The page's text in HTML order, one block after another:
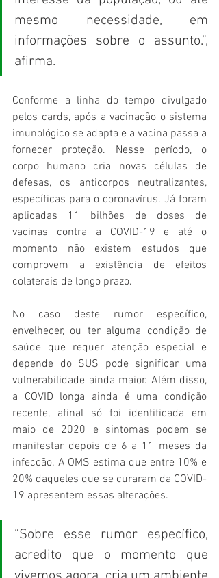
mesmo necessidade, em
informações sobre o assunto.”,
afirma.
Conforme a linha do tempo divulgado
pelos cards, após a vacinação o sistema
imunológico se adapta e a vacina passa a
fornecer proteção. Nesse período, o
corpo humano cria novas células de
defesas, os anticorpos neutralizantes,
específicas para o coronavírus. Já foram
aplicadas 11 bilhões de doses de
vacinas contra a COVID-19 e até o
momento não existem estudos que
comprovem a existência de efeitos
colaterais de longo prazo.
No caso deste rumor específico,
envelhecer, ou ter alguma condição de
saúde que requer atenção especial e
depende do SUS pode significar uma
vulnerabilidade ainda maior. Além disso,
a COVID longa ainda é uma condição
recente, afinal só foi identificada em
maio de 2020 e sintomas podem se
manifestar depois de 6 a 11 meses da
infecção. A OMS estima que entre 10% e
20% daqueles que se curaram da COVID-
19 apresentem essas alterações.
“Sobre esse rumor específico,
acredito que o momento que